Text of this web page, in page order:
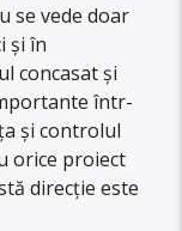
se vede doar
și în
concasat și
într-
și controlul
orice proiect
direcție este